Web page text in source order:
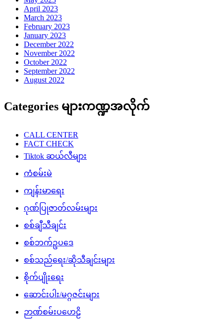
April 2023
March 2023
February 2023
January 2023
December 2022
November 2022
October 2022
September 2022
August 2022
Categories များကဏ္ဍအလိုက်
CALL CENTER
FACT CHECK
Tiktok ဆယ်လီများ
ကံစမ်းမဲ
ကျန်းမာရေး
ဂုဏ်ပြုဇာတ်လမ်းများ
စစ်ချီသီချင်း
စစ်ဘက်ဥပဒေ
စစ်သည်ရေး/ဆိုသီချင်းများ
စိုက်ပျိုးရေး
ဆောင်းပါး/မဂ္ဂဇင်းများ
ဉာဏ်စမ်းပဟေဠိ